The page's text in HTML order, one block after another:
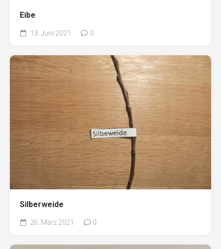
Eibe
13. Juni 2021 0
Silberweide
26. März 2021 0